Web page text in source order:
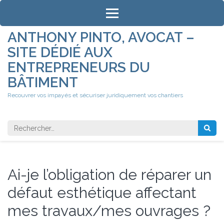
Aller
contenu
(Pressez
Entrée)
ANTHONY PINTO, AVOCAT –
SITE DÉDIÉ AUX
ENTREPRENEURS DU
BÂTIMENT
Recouvrer vos impayés et sécuriser juridiquement vos chantiers
Rechercher
Ai-je l’obligation de réparer un
défaut esthétique affectant
mes travaux/mes ouvrages ?